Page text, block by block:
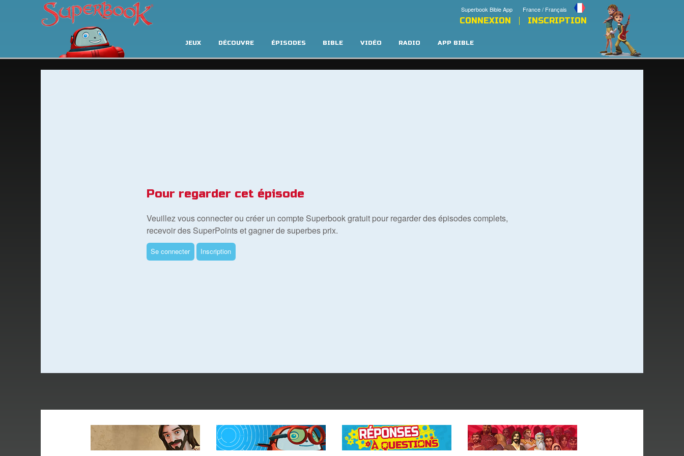
France / Français
Superbook Bible App
CONNEXION INSCRIPTION
JEUX DÉCOUVRE ÉPISODES BIBLE VIDÉO RADIO APP BIBLE
Pour regarder cet épisode
Veuillez vous connecter ou créer un compte Superbook gratuit pour regarder des épisodes complets,
recevoir des SuperPoints et gagner de superbes prix.
Se connecter Inscription